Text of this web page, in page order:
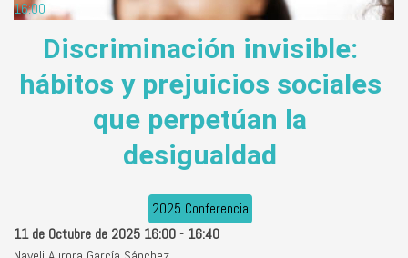
16:00
Discriminación invisible:
hábitos y prejuicios sociales
que perpetúan la
desigualdad
2025 Conferencia
11 de Octubre de 2025 16:00- 16:40